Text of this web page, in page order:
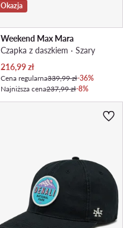
Okazja
Weekend Max Mara
Czapka z daszkiem · Szary
Aktualna cena
216,99zł
Cena regularna339,99 zł-36%
Najniższa cena237,99 zł-8%